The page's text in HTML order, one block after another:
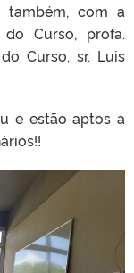
também, com a
Curso, profa.
Curso, sr. Luis
e estão aptos a